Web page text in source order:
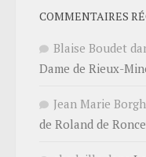
COMMENTAIRES
Blaise Boudet
Dame de Rieux-
Jean Marie
de Roland de